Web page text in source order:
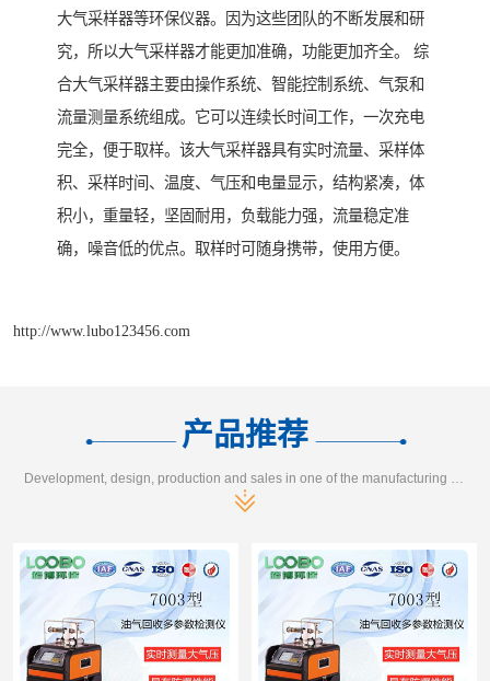
大气采样器等环保仪器。因为这些团队的不断发展和研
究，所以大气采样器才能更加准确，功能更加齐全。 综
合大气采样器主要由操作系统、智能控制系统、气泵和
流量测量系统组成。它可以连续长时间工作，一次充电
完全，便于取样。该大气采样器具有实时流量、采样体
积、采样时间、温度、气压和电量显示，结构紧凑，体
积小，重量轻，坚固耐用，负载能力强，流量稳定准
确，噪音低的优点。取样时可随身携带，使用方便。
http://www.lubo123456.com
产品推荐